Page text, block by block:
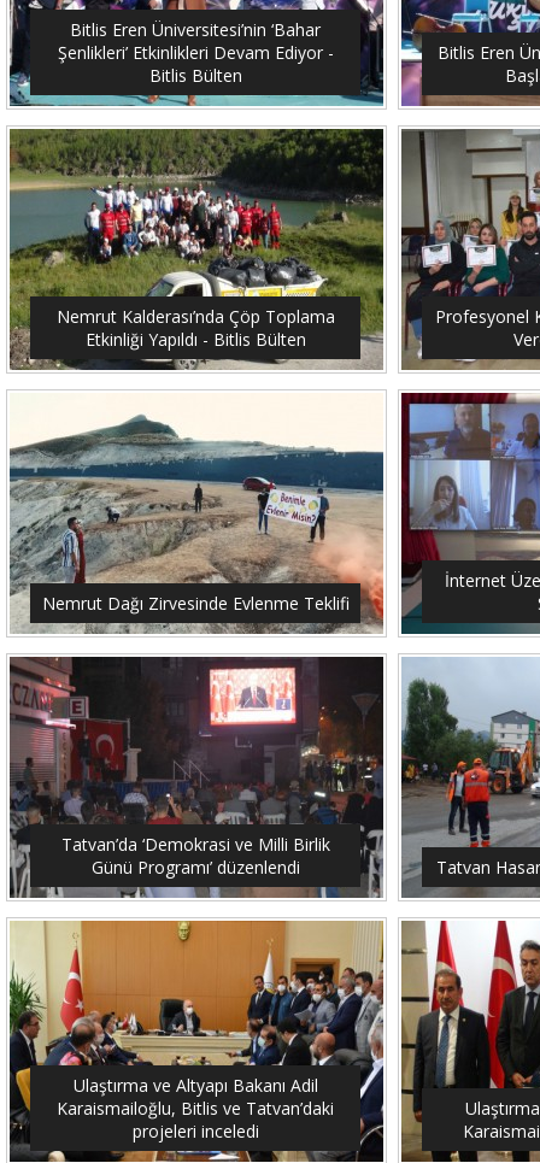
Bitlis Eren Üniversitesi’nin ‘Bahar
Şenlikleri’ Etkinlikleri Devam Ediyor -
Bitlis Bülten
Bitlis Eren
Nemrut Kalderası’nda Çöp Toplama
Etkinliği Yapıldı - Bitlis Bülten
Profesyonel
Nemrut Dağı Zirvesinde Evlenme Teklifi
İnternet
Tatvan’da ‘Demokrasi ve Milli Birlik
Günü Programı’ düzenlendi
Tatvan Hasar
Ulaştırma ve Altyapı Bakanı Adil
Karaismailoğlu, Bitlis ve Tatvan’daki
projeleri inceledi